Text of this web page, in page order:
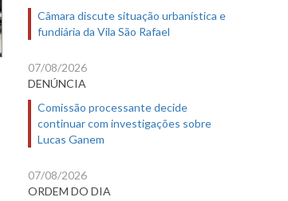
Câmara discute situação urbanística e
fundiária da Vila São Rafael
07/08/2026
DENÚNCIA
Comissão processante decide
continuar com investigações sobre
Lucas Ganem
07/08/2026
ORDEM DO DIA